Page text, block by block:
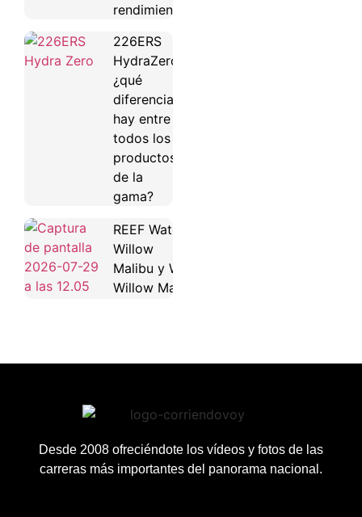
rendimiento
226ERS
HydraZero:
¿qué
diferencias
hay entre
todos los
productos
de la
gama?
REEF Water
Willow
Malibu y Water
Willow Maya
Desde 2008 ofreciéndote los vídeos y fotos de las
carreras más importantes del panorama nacional.